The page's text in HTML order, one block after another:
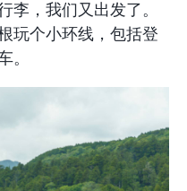
李，我们又出发了。
玩个小环线，包括登
。